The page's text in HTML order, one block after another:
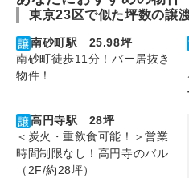
東京23区で似た坪数の譲
南砂町駅 25.98坪
南砂町徒歩11分！バー居抜き
物件！
高円寺駅 28坪
＜炭火・重飲食可能！＞営業
時間制限なし！高円寺のバル
（2F/約28坪）